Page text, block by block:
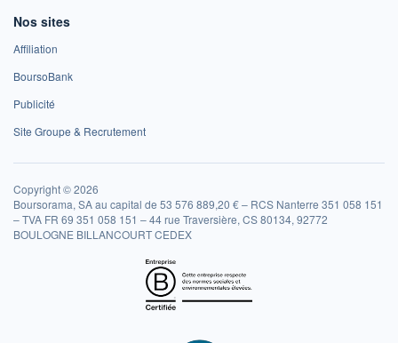
Nos sites
Affiliation
BoursoBank
Publicité
Site Groupe & Recrutement
Copyright © 2026
Boursorama, SA au capital de 53 576 889,20 € – RCS Nanterre 351 058 151
– TVA FR 69 351 058 151 – 44 rue Traversière, CS 80134, 92772
BOULOGNE BILLANCOURT CEDEX